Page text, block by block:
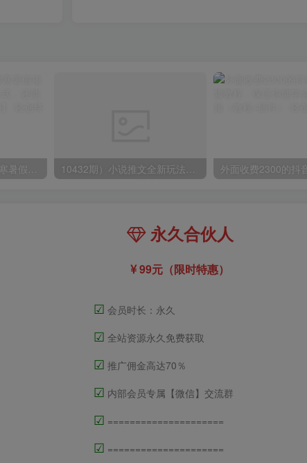
小红书冷门赛道，教师寒暑假项目，多种连环套的变现方式，还能矩阵操作放大收益【揭秘】 10432期）小说推文全新玩法，5分钟一条原创视频，结合中视频bilibili赚多份收益
永久合伙人
99元（限时特惠）
☑ 会员时长：永久
☑ 全站资源永久免费获取
☑ 推广佣金高达70％
☑ 内部会员专属【微信】交流群
☑ =====================
☑ =====================